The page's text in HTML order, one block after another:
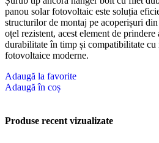
panou solar fotovoltaic este soluția
structurilor de montaj pe acoperișuri din
oțel rezistent, acest element de
durabilitate în timp și compatibilitate cu
fotovoltaice moderne.
Adaugă la favorite
Adaugă în coș
Produse recent vizualizate